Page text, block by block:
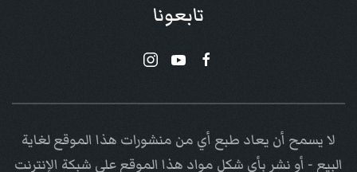
تابعونا
لا يسمح أن يعاد طبع أي من منشورات هذا الموقع لغاية
البيع - أو نشر بأي شكل مواد هذا الموقع على شبكة الإنترنت